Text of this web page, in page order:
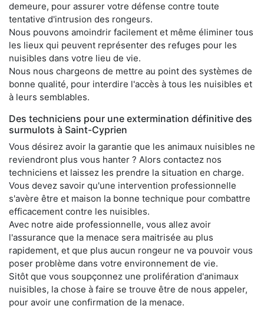
demeure, pour assurer votre défense contre toute
tentative d'intrusion des rongeurs.
Nous pouvons amoindrir facilement et même éliminer tous
les lieux qui peuvent représenter des refuges pour les
nuisibles dans votre lieu de vie.
Nous nous chargeons de mettre au point des systèmes de
bonne qualité, pour interdire l'accès à tous les nuisibles et
à leurs semblables.
Des techniciens pour une extermination définitive des
surmulots à Saint-Cyprien
Vous désirez avoir la garantie que les animaux nuisibles ne
reviendront plus vous hanter ? Alors contactez nos
techniciens et laissez les prendre la situation en charge.
Vous devez savoir qu'une intervention professionnelle
s'avère être et maison la bonne technique pour combattre
efficacement contre les nuisibles.
Avec notre aide professionnelle, vous allez avoir
l'assurance que la menace sera maitrisée au plus
rapidement, et que plus aucun rongeur ne va pouvoir vous
poser problème dans votre environnement de vie.
Sitôt que vous soupçonnez une prolifération d'animaux
nuisibles, la chose à faire se trouve être de nous appeler,
pour avoir une confirmation de la menace.